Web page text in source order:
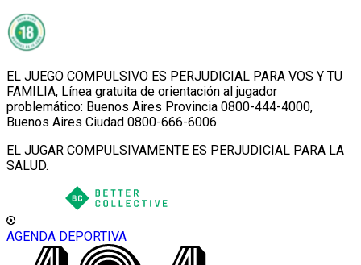
EL JUEGO COMPULSIVO ES PERJUDICIAL PARA VOS Y TU
FAMILIA, Línea gratuita de orientación al jugador
problemático: Buenos Aires Provincia 0800-444-4000,
Buenos Aires Ciudad 0800-666-6006
EL JUGAR COMPULSIVAMENTE ES PERJUDICIAL PARA LA
SALUD.
AGENDA DEPORTIVA